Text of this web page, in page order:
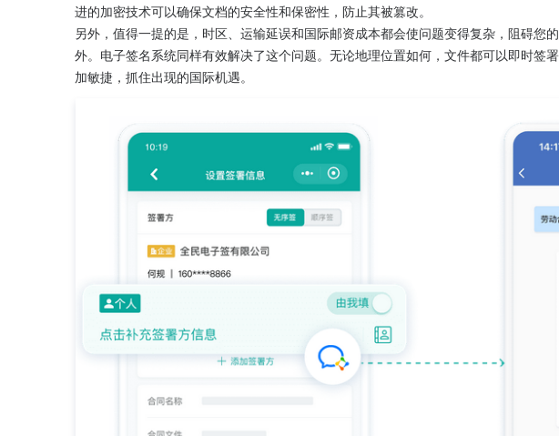
进的加密技术可以确保文档的安全性和保密性，防止其被篡改。
另外，值得一提的是，时区、运输延误和国际邮资成本都会使问题变得复杂，阻碍您
外。电子签名系统同样有效解决了这个问题。无论地理位置如何，文件都可以即时签
加敏捷，抓住出现的国际机遇。